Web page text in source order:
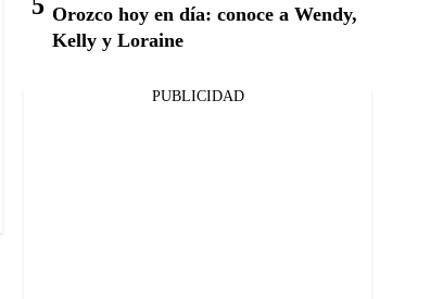
Orozco hoy en día: conoce a Wendy,
Kelly y Loraine
PUBLICIDAD